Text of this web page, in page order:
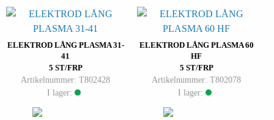
ELEKTROD LÅNG PLASMA 31-
41
5 ST/FRP
Artikelnummer: T802428
I lager:
ELEKTROD LÅNG PLASMA 60
HF
5 ST/FRP
Artikelnummer: T802078
I lager: